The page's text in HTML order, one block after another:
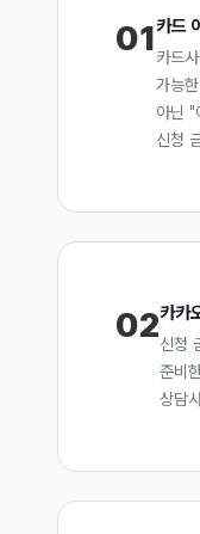
01카드
카드
가능
아닌 "
신청
02카카
신청
준비
상담